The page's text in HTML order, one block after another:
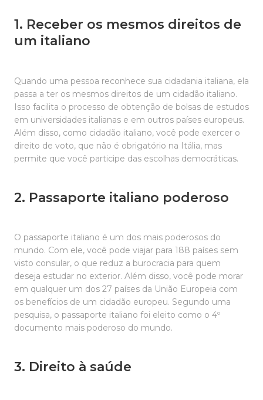
1. Receber os mesmos direitos de
um italiano
Quando uma pessoa reconhece sua cidadania italiana, ela
passa a ter os mesmos direitos de um cidadão italiano.
Isso facilita o processo de obtenção de bolsas de estudos
em universidades italianas e em outros países europeus.
Além disso, como cidadão italiano, você pode exercer o
direito de voto, que não é obrigatório na Itália, mas
permite que você participe das escolhas democráticas.
2. Passaporte italiano poderoso
O passaporte italiano é um dos mais poderosos do
mundo. Com ele, você pode viajar para 188 países sem
visto consular, o que reduz a burocracia para quem
deseja estudar no exterior. Além disso, você pode morar
em qualquer um dos 27 países da União Europeia com
os benefícios de um cidadão europeu. Segundo uma
pesquisa, o passaporte italiano foi eleito como o 4º
documento mais poderoso do mundo.
3. Direito à saúde